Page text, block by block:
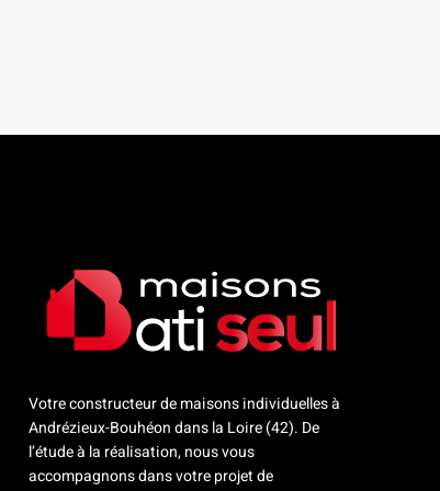
Votre constructeur de maisons individuelles à
Andrézieux-Bouhéon dans la Loire (42). De
l’étude à la réalisation, nous vous
accompagnons dans votre projet de